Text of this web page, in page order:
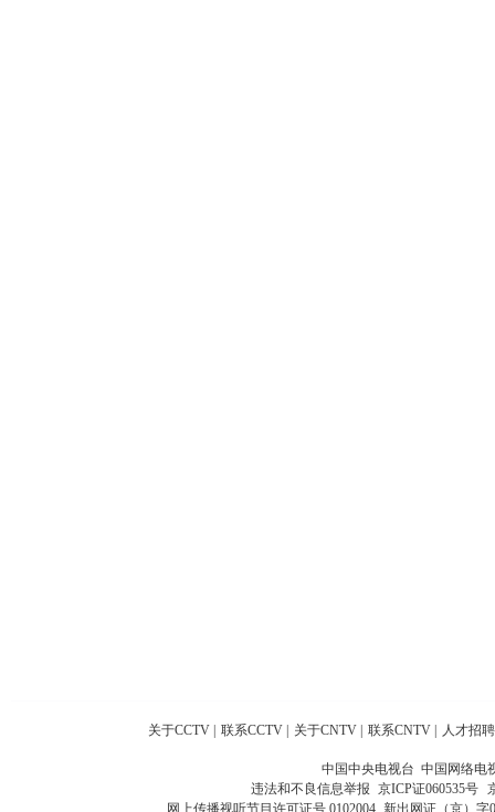
关于CCTV 联系CCTV 关于CNTV 联系CNTV 人才招聘
中国中央电视台 中国网络电
违法和不良信息举报 京ICP证060535号
网上传播视听节目许可证号 0102004 新出网证（京）